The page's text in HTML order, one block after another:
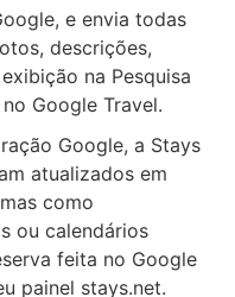
e envia todas
descrições,
na Pesquisa
Google Travel.
Google, a Stays
atualizados em
como
ou calendários
feita no Google
painel stays.net.